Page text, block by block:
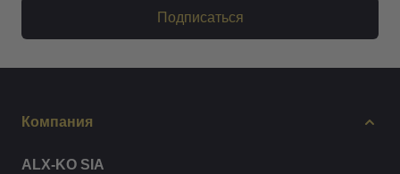
Подписаться
Компания
ALX-KO SIA